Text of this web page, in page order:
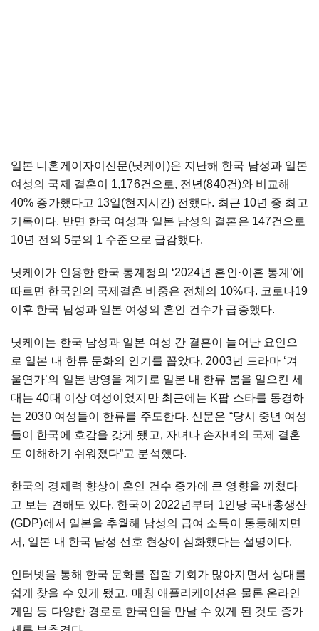
일본 니혼게이자이신문(닛케이)은 지난해 한국 남성과 일본
여성의 국제 결혼이 1,176건으로, 전년(840건)와 비교해
40% 증가했다고 13일(현지시간) 전했다. 최근 10년 중 최고
기록이다. 반면 한국 여성과 일본 남성의 결혼은 147건으로
10년 전의 5분의 1 수준으로 급감했다.
닛케이가 인용한 한국 통계청의 ‘2024년 혼인·이혼 통계’에
따르면 한국인의 국제결혼 비중은 전체의 10%다. 코로나19
이후 한국 남성과 일본 여성의 혼인 건수가 급증했다.
닛케이는 한국 남성과 일본 여성 간 결혼이 늘어난 요인으
로 일본 내 한류 문화의 인기를 꼽았다. 2003년 드라마 ‘겨
울연가’의 일본 방영을 계기로 일본 내 한류 붐을 일으킨 세
대는 40대 이상 여성이었지만 최근에는 K팝 스타를 동경하
는 2030 여성들이 한류를 주도한다. 신문은 “당시 중년 여성
들이 한국에 호감을 갖게 됐고, 자녀나 손자녀의 국제 결혼
도 이해하기 쉬워졌다”고 분석했다.
한국의 경제력 향상이 혼인 건수 증가에 큰 영향을 끼쳤다
고 보는 견해도 있다. 한국이 2022년부터 1인당 국내총생산
(GDP)에서 일본을 추월해 남성의 급여 소득이 동등해지면
서, 일본 내 한국 남성 선호 현상이 심화했다는 설명이다.
인터넷을 통해 한국 문화를 접할 기회가 많아지면서 상대를
쉽게 찾을 수 있게 됐고, 매칭 애플리케이션은 물론 온라인
게임 등 다양한 경로로 한국인을 만날 수 있게 된 것도 증가